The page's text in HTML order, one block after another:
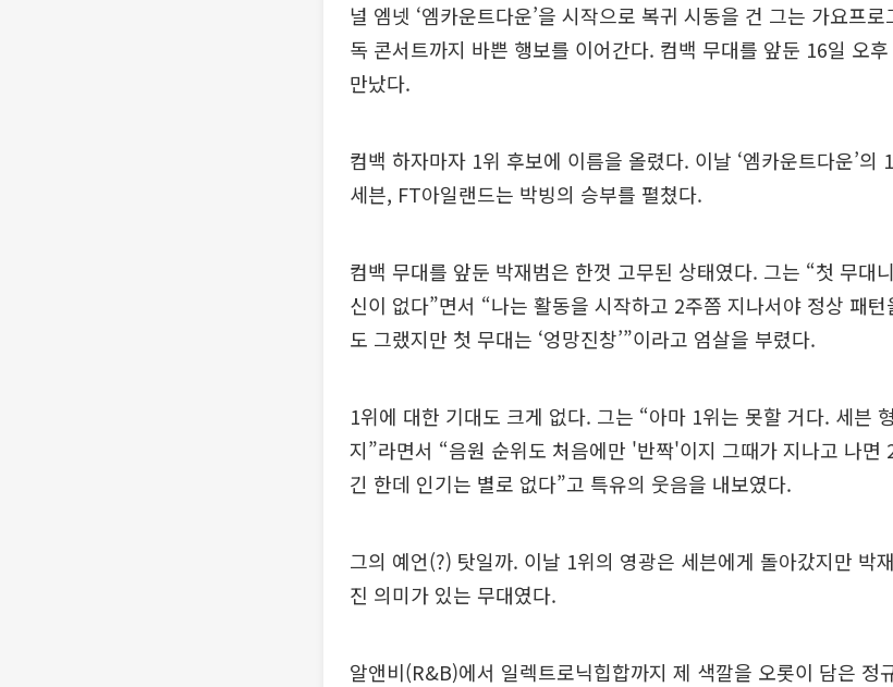
널 엠넷 ‘엠카운트다운’을 시작으로 복귀 시동을 건 그는 가요프
독 콘서트까지 바쁜 행보를 이어간다. 컴백 무대를 앞둔 16일 오
만났다.
컴백 하자마자 1위 후보에 이름을 올렸다. 이날 ‘엠카운트다운’의
세븐, FT아일랜드는 박빙의 승부를 펼쳤다.
컴백 무대를 앞둔 박재범은 한껏 고무된 상태였다. 그는 “첫 무대
신이 없다”면서 “나는 활동을 시작하고 2주쯤 지나서야 정상 패
도 그랬지만 첫 무대는 ‘엉망진창’”이라고 엄살을 부렸다.
1위에 대한 기대도 크게 없다. 그는 “아마 1위는 못할 거다. 세븐
지”라면서 “음원 순위도 처음에만 '반짝'이지 그때가 지나고 나면
긴 한데 인기는 별로 없다”고 특유의 웃음을 내보였다.
그의 예언(?) 탓일까. 이날 1위의 영광은 세븐에게 돌아갔지만 박
진 의미가 있는 무대였다.
알앤비(R&B)에서 일렉트로닉힙합까지 제 색깔을 오롯이 담은 정